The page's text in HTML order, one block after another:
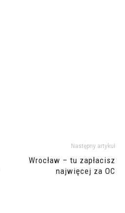
Następny artykuł
Wrocław – tu zapłacisz
najwięcej za OC